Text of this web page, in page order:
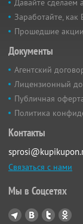
Давайте сделаем
Заработайте, как
Прошедшие акции
Документы
Агентский
Лицензионный
Публичная
Политика
Контакты
Связаться с нами
Мы в Соцсетях